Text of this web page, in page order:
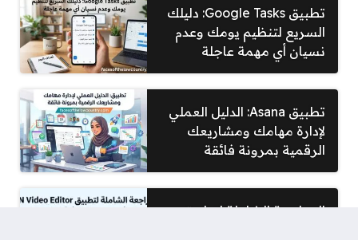
تطبيق Google Tasks: دليلك
السريع لتنظيم يومك وعدم
نسيان أي مهمة عاجلة
تطبيق Asana: الدليل العملي
لإدارة مهامك ومشاريعك
الرقمية بمرونة فائقة
المراجعة الشاملة لتطبيق